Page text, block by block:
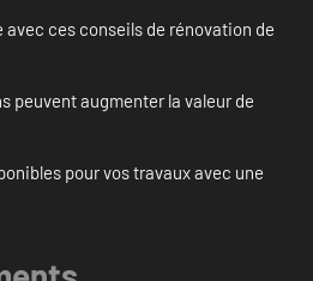
ces conseils de rénovation de
peuvent augmenter la valeur de
pour vos travaux avec une